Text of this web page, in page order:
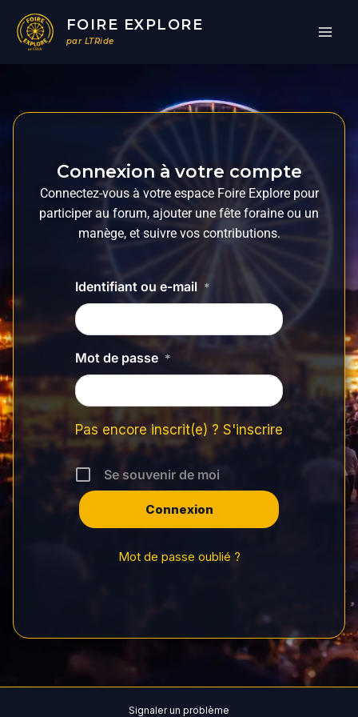
contenu
FOIRE EXPLORE
par LTRide
Connexion à votre compte
Connectez-vous à votre espace Foire Explore pour
participer au forum, ajouter une fête foraine ou un
manège, et suivre vos contributions.
Identifiant ou e-mail *
Mot de passe *
Pas encore inscrit(e) ? S'inscrire
Se souvenir de moi
Mot de passe oublié ?
Signaler un problème